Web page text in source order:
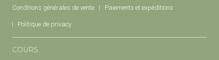
Conditions générales de vente Paiements et expéditions
Politique de privacy
COURS